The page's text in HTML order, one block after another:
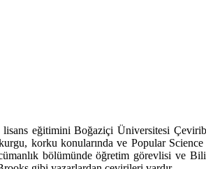
eğitimini Boğaziçi Üniversitesi
korku konularında ve Popular
bölümünde öğretim görevlisi ve